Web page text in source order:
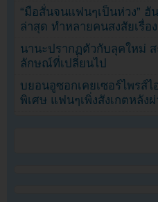
“มือสั่นจนแฟนๆเป็นห่วง” ฮั
ล่าสุด ทำหลายคนสงสัยเรื่อ
นานะปรากฏตัวกับลุคใหม่
ลักษณ์ที่เปลี่ยนไป
บยอนอูซอกเคยเซอร์ไพรส์ไ
พิเศษ แฟนๆเพิ่งสังเกตหลัง